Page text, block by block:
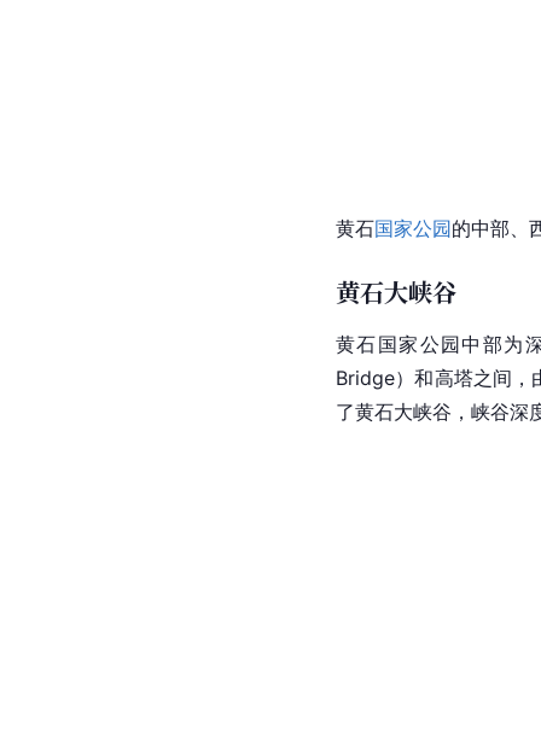
黄石国家公园的中部、
黄石大峡谷
黄石国家公园中部为
Bridge）和高塔之间，
了黄石大峡谷，峡谷